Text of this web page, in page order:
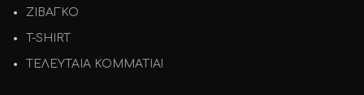
ΖΙΒΑΓΚΟ
T-SHIRT
ΤΕΛΕΥΤΑΙΑ ΚΟΜΜΑΤΙΑ!